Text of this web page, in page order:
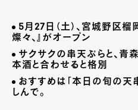
5月27日（土）、宮城野区
燦々、』がオープン
サクサクの串天ぷらと、青
本酒と合わせると格別
おすすめは「本日の旬の天
しんで。